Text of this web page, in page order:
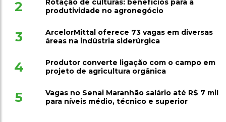
2
Rotação de culturas: benefícios para a
produtividade no agronegócio
3
ArcelorMittal oferece 73 vagas em diversas
áreas na indústria siderúrgica
4
Produtor converte ligação com o campo em
projeto de agricultura orgânica
5
Vagas no Senai Maranhão salário até R$ 7 mil
para níveis médio, técnico e superior